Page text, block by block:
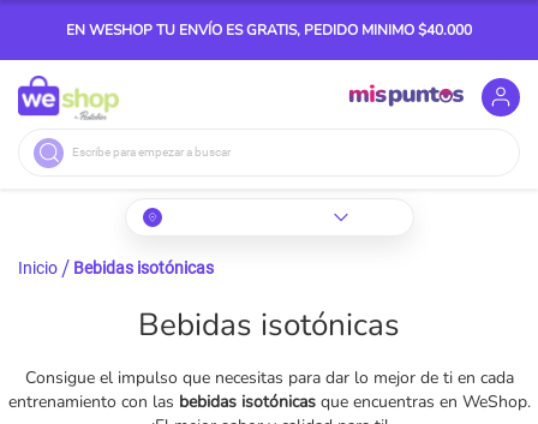
EN WESHOP TU ENVÍO ES GRATIS, PEDIDO MINIMO $40.000
Buscar
Inicio Bebidas isotónicas
Bebidas isotónicas
Consigue el impulso que necesitas para dar lo mejor de ti en cada
entrenamiento con las bebidas isotónicasque encuentras en WeShop.